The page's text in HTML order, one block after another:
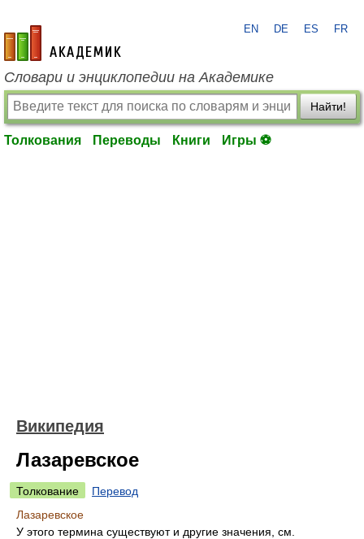
academic.ru
EN DE ES FR
Словари и энциклопедии на Академике
Найти!
Толкования Переводы Книги Игры ⚽
Википедия
Лазаревское
Толкование
Перевод
Лазаревское
У этого термина существуют и другие значения, см.